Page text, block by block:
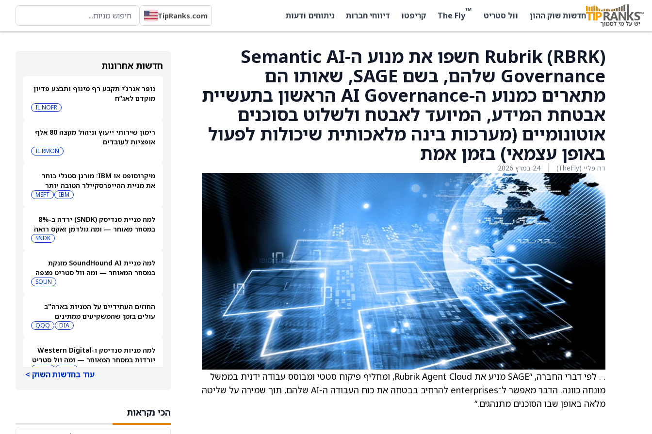
חדשות שוק ההון וול סטריט ™
The Fly קריפטו דיווחי חברות ניתוחים ודעות TipRanks.com
חדשות אחרונות
נופר אנרג’י תקבע רף מינוף ותבצע פדיון
מוקדם לאג”ח
IL:NOFR
רימון שירותי ייעוץ וניהול מקצה 80 אלף
אופציות לעובדים
IL:RMON
מיקרוסופט או IBM: מורגן סטנלי בוחר
את מניית ההייפרסקיילר הטובה יותר
IBM
MSFT
למה מניית סנדיסק (SNDK) ירדה ב-8%
במסחר מאוחר — ומה גולדמן זאקס רואה
SNDK
למה מניית SoundHound AI מזנקת
במסחר המאוחר — ומה וול סטריט מצפה
SOUN
החוזים העתידיים על המניות בארה"ב
עולים בזמן שהמשקיעים ממתינים
DIA
QQQ
למה מניות סנדיסק ו-Western Digital
יורדות במסחר המאוחר — ומה וול סטריט
עוד בחדשות השוק >
הכי נקראות
Rubrik (RBRK) חשפו את מנוע ה-Semantic AI
Governance שלהם, בשם SAGE, שאותו הם
מתארים כמנוע ה-AI Governance הראשון בתעשיית
אבטחת המידע, המיועד לאבטח ולשלוט בסוכנים
אוטונומיים (מערכות בינה מלאכותית שיכולות לפעול
באופן עצמאי) בזמן אמת
דה פליי (TheFly) 24 במרץ 2026
. . לפי דברי החברה, “SAGE מניע את Rubrik Agent Cloud, ומחליף פיקוח סטטי ומבוסס עבודה ידנית בממשל
מונחה כוונה. הדבר מאפשר ל־enterprises להרחיב בבטחה את כוח העבודה ה-AI שלהם, תוך שמירה על שליטה
מלאה באופן שבו הסוכנים מתנהגים.”